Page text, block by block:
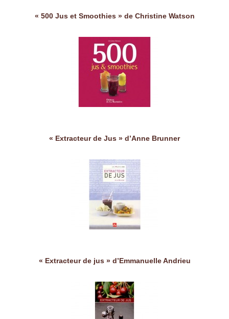
« 500 Jus et Smoothies » de Christine Watson
« Extracteur de Jus » d’Anne Brunner
« Extracteur de jus » d’Emmanuelle Andrieu